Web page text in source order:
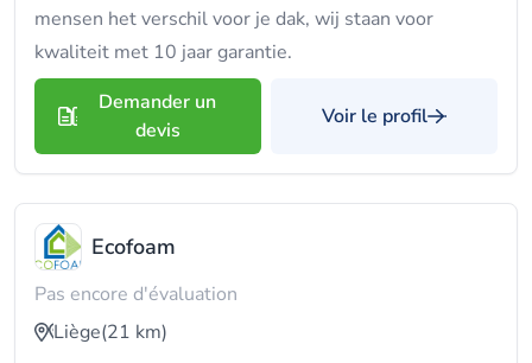
mensen het verschil voor je dak, wij staan voor
kwaliteit met 10 jaar garantie.
Demander un
devis
Voir le profil
Ecofoam
Pas encore d'évaluation
Liège(21 km)